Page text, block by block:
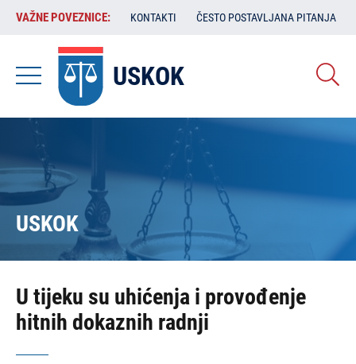
Skoči
sadržaj
VAŽNE
POVEZNICE:
VAŽNE POVEZNICE: KONTAKTI ČESTO POSTAVLJANA PITANJA
USKOK
USKOK
U tijeku su uhićenja i provođenje
hitnih dokaznih radnji